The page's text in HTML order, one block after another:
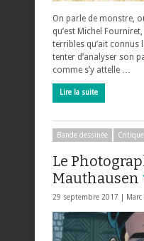
On parle de monstre,
qu’est Michel
terribles qu’ait connus
tenter d’analyser son
comme s’y attelle …
Lire la suite
Bande dessinée
Le
Mauthausen
29 septembre 2017 |